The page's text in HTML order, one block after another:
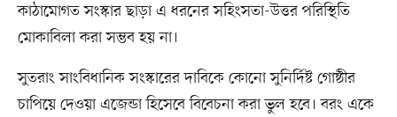
কাঠামোগত সংস্কার ছাড়া এ ধরনের সহিংসতা-উত্তর পরিস্থিতি
মোকাবিলা করা সম্ভব হয় না।
সুতরাং সাংবিধানিক সংস্কারের দাবিকে কোনো সুনির্দিষ্ট গোষ্ঠীর
চাপিয়ে দেওয়া এজেন্ডা হিসেবে বিবেচনা করা ভুল হবে। বরং একে